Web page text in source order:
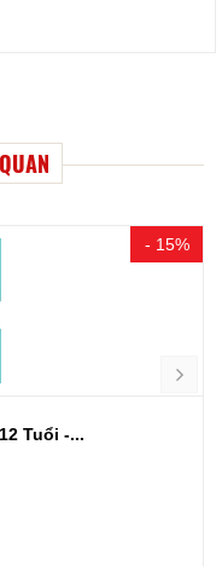
- 15%
Tuổi -...